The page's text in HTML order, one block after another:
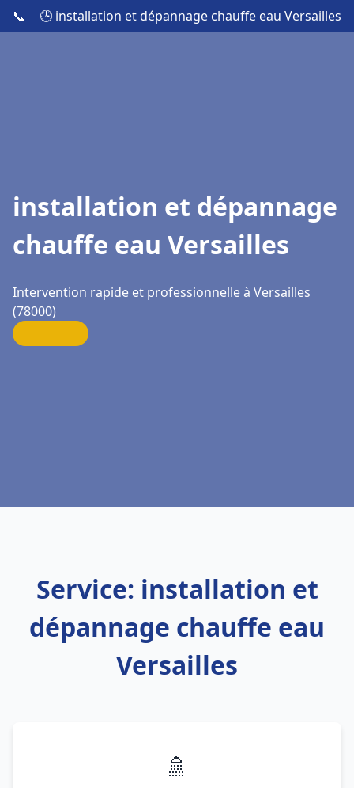
📞 🕒 installation et dépannage chauffe eau Versailles
installation et dépannage
chauffe eau Versailles
Intervention rapide et professionnelle à Versailles
(78000)
Service: installation et
dépannage chauffe eau
Versailles
🚿